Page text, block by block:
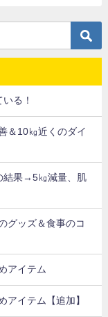
る！
＆10㎏近くのダイ
結果→5㎏減量、肌
グッズ＆食事のコ
アイテム
アイテム【追加】